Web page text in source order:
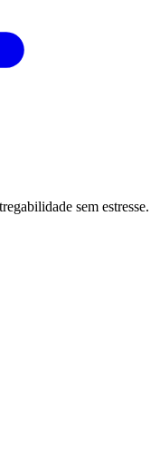
sem estresse.